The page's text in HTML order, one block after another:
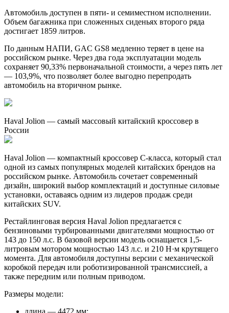
Автомобиль доступен в пяти- и семиместном исполнении.
Объем багажника при сложенных сиденьях второго ряда
достигает 1859 литров.
По данным НАПИ, GAC GS8 медленно теряет в цене на
российском рынке. Через два года эксплуатации модель
сохраняет 90,33% первоначальной стоимости, а через пять лет
— 103,9%, что позволяет более выгодно перепродать
автомобиль на вторичном рынке.
Haval Jolion — самый массовый китайский кроссовер в
России
Haval Jolion — компактный кроссовер C-класса, который стал
одной из самых популярных моделей китайских брендов на
российском рынке. Автомобиль сочетает современный
дизайн, широкий выбор комплектаций и доступные силовые
установки, оставаясь одним из лидеров продаж среди
китайских SUV.
Рестайлинговая версия Haval Jolion предлагается с
бензиновыми турбированными двигателями мощностью от
143 до 150 л.с. В базовой версии модель оснащается 1,5-
литровым мотором мощностью 143 л.с. и 210 Н·м крутящего
момента. Для автомобиля доступны версии с механической
коробкой передач или роботизированной трансмиссией, а
также передним или полным приводом.
Размеры модели:
длина — 4472 мм;